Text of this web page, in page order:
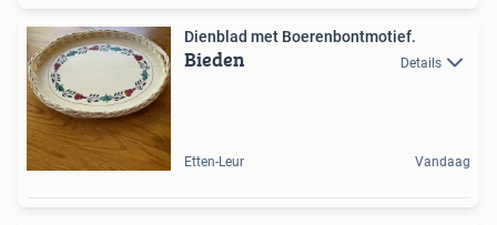
Dienblad met Boerenbontmotief.
Bieden Details
Etten-Leur Vandaag